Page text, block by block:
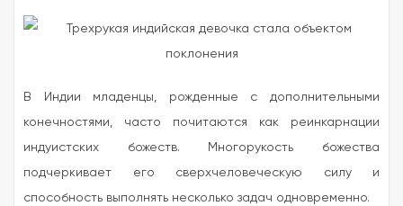
В Индии младенцы, рожденные с дополнительными
конечностями, часто почитаются как реинкарнации
индуистских божеств. Многорукость божества
подчеркивает его сверхчеловеческую силу и
способность выполнять несколько задач одновременно.